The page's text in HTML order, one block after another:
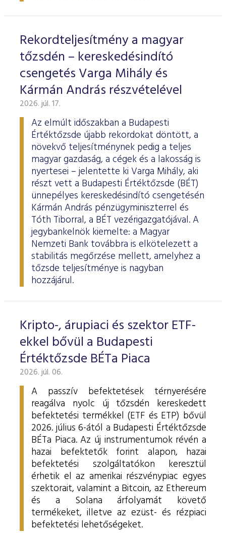
Rekordteljesítmény a magyar
tőzsdén – kereskedésindító
csengetés Varga Mihály és
Kármán András részvételével
2026. júl. 17.
Az elmúlt időszakban a Budapesti
Értéktőzsde újabb rekordokat döntött, a
növekvő teljesítménynek pedig a teljes
magyar gazdaság, a cégek és a lakosság is
nyertesei – jelentette ki Varga Mihály, aki
részt vett a Budapesti Értéktőzsde (BÉT)
ünnepélyes kereskedésindító csengetésén
Kármán András pénzügyminiszterrel és
Tóth Tiborral, a BÉT vezérigazgatójával. A
jegybankelnök kiemelte: a Magyar
Nemzeti Bank továbbra is elkötelezett a
stabilitás megőrzése mellett, amelyhez a
tőzsde teljesítménye is nagyban
hozzájárul.
Kripto-, árupiaci és szektor ETF-
ekkel bővül a Budapesti
Értéktőzsde BÉTa Piaca
2026. júl. 06.
A passzív befektetések térnyerésére
reagálva nyolc új tőzsdén kereskedett
befektetési termékkel (ETF és ETP) bővül
2026. július 6-ától a Budapesti Értéktőzsde
BÉTa Piaca. Az új instrumentumok révén a
hazai befektetők forint alapon, hazai
befektetési szolgáltatókon keresztül
érhetik el az amerikai részvénypiac egyes
szektorait, valamint a Bitcoin, az Ethereum
és a Solana árfolyamát követő
termékeket, illetve az ezüst- és rézpiaci
befektetési lehetőségeket.